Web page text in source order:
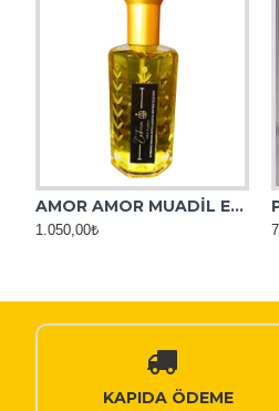
AMOR AMOR MUADİL ESANS
1.050,00₺
1.050,00₺
KAPIDA ÖDEME